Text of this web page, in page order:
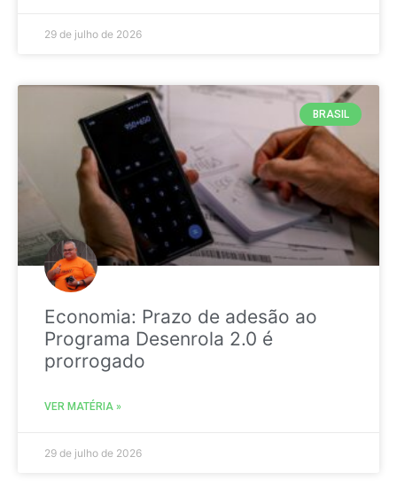
29 de julho de 2026
BRASIL
Economia: Prazo de adesão ao
Programa Desenrola 2.0 é
prorrogado
VER MATÉRIA »
29 de julho de 2026